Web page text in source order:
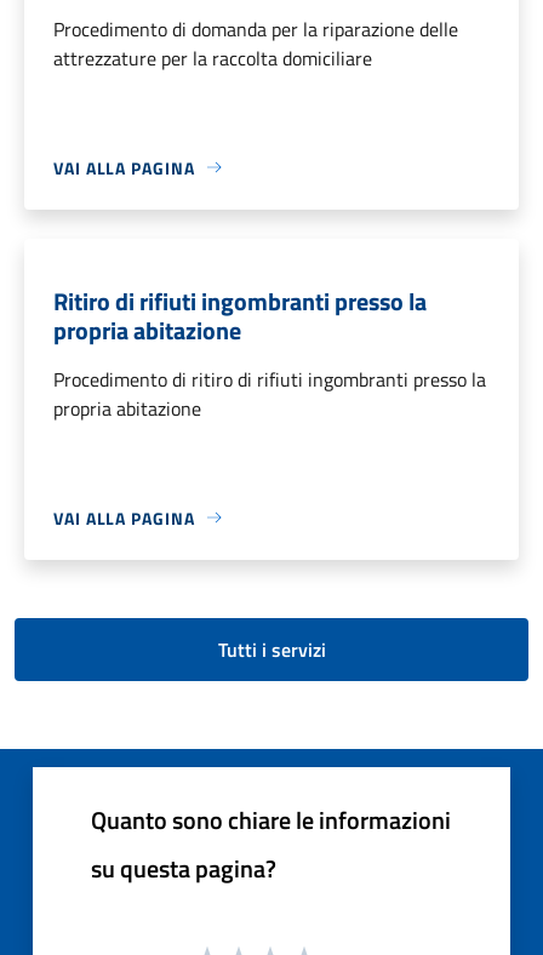
Procedimento di domanda per la riparazione delle
attrezzature per la raccolta domiciliare
VAI ALLA PAGINA
Ritiro di rifiuti ingombranti presso la
propria abitazione
Procedimento di ritiro di rifiuti ingombranti presso la
propria abitazione
VAI ALLA PAGINA
Tutti i servizi
Quanto sono chiare le informazioni
su questa pagina?